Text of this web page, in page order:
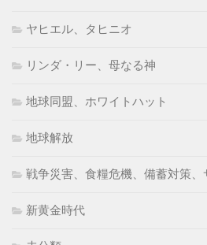
ヤヒエル、タヒニオ
リンダ・リー、母なる神
地球同盟、ホワイトハット
地球解放
戦争災害、食糧危機、備蓄対策、
新黄金時代